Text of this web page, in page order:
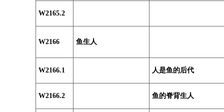
W2165.2
W2166 鱼生人
W2166.1 人是鱼的后代
W2166.2 鱼的脊背生人